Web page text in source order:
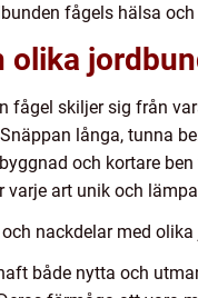
fågels hälsa
olika
fågel skiljer sig från
långa, tunna
och kortare
varje art unik och
nackdelar med
både nytta och